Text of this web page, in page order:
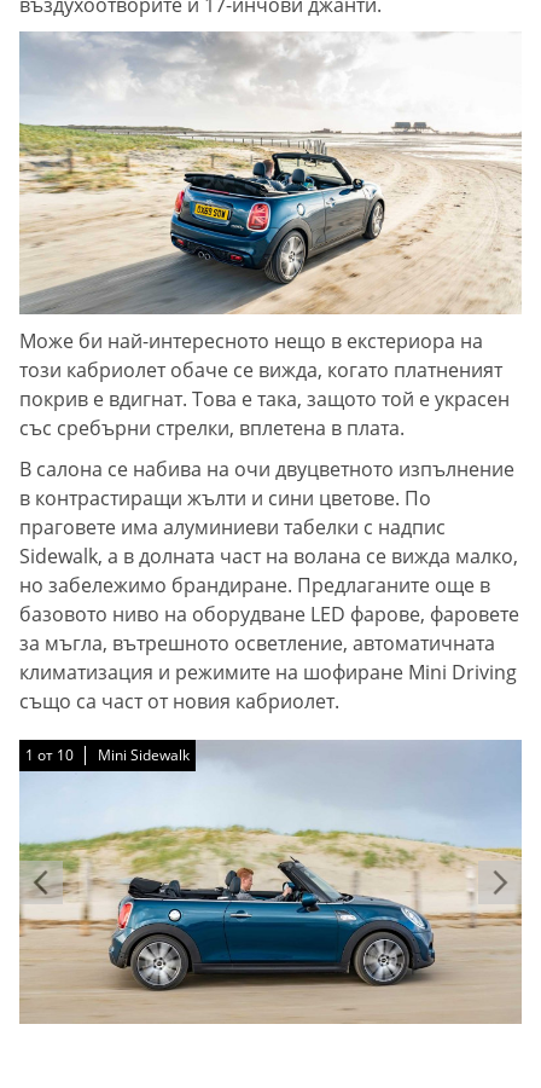
Може би най-интересното нещо в екстериора на
този кабриолет обаче се вижда, когато платненият
покрив е вдигнат. Това е така, защото той е украсен
със сребърни стрелки, вплетена в плата.
В салона се набива на очи двуцветното изпълнение
в контрастиращи жълти и сини цветове. По
праговете има алуминиеви табелки с надпис
Sidewalk, а в долната част на волана се вижда малко,
но забележимо брандиране. Предлаганите още в
базовото ниво на оборудване LED фарове, фаровете
за мъгла, вътрешното осветление, автоматичната
климатизация и режимите на шофиране Mini Driving
също са част от новия кабриолет.
1 от 10 Mini Sidewalk
1 от 10 Mini Sidewalk
1 от 10 Mini Sidewalk
1 от 10 Mini Sidewalk
1 от 10 Mini Sidewalk
1 от 10 Mini Sidewalk
1 от 10 Mini Sidewalk
1 от 10 Mini Sidewalk
1 от 10 Mini Sidewalk
1 от 10 Mini Sidewalk